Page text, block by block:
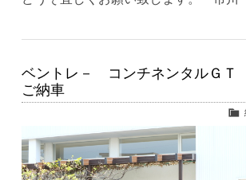
ベントレ－ コンチネンタルＧ
ご納車